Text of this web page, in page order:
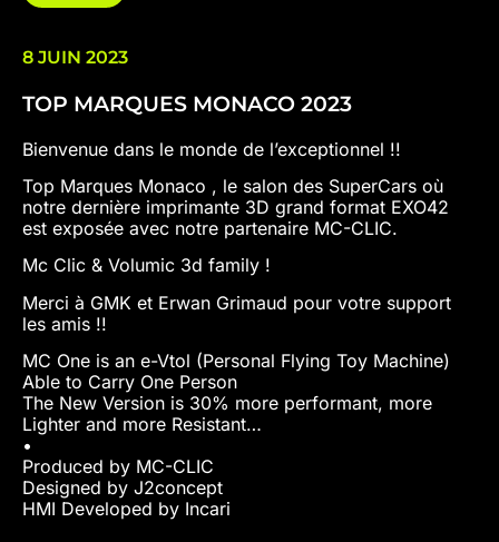
8 JUIN 2023
TOP MARQUES MONACO 2023
Bienvenue dans le monde de l’exceptionnel !!
Top Marques Monaco , le salon des SuperCars où
notre dernière imprimante 3D grand format EXO42
est exposée avec notre partenaire MC-CLIC.
Mc Clic & Volumic 3d family !
Merci à GMK et Erwan Grimaud pour votre support
les amis !!
MC One is an e-Vtol (Personal Flying Toy Machine)
Able to Carry One Person
The New Version is 30% more performant, more
Lighter and more Resistant…
•
Produced by MC-CLIC
Designed by J2concept
HMI Developed by Incari